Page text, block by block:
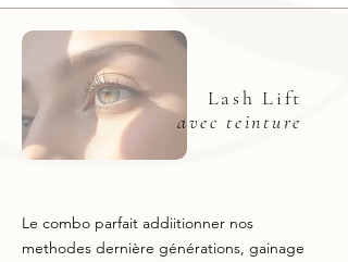
Lash Lift
avec teinture
Le combo parfait addiitionner nos
methodes dernière générations, gainage